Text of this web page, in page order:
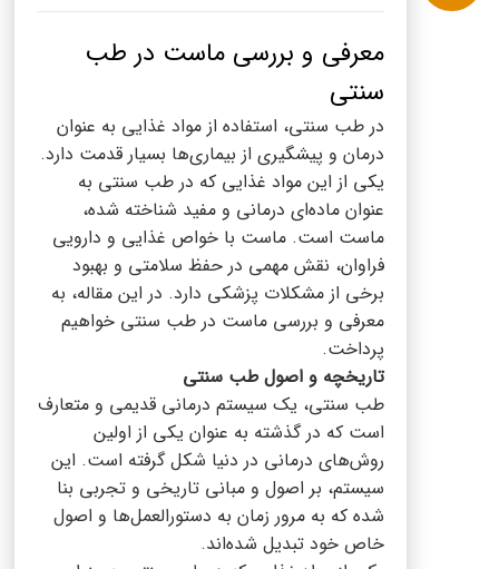
رادیو دوماس
دانستنی های سلامت
گالری تصاویر
English
Russian
Arabic
Turkish
معرفی و بررسی ماست در طب
سنتی
در طب سنتی، استفاده از مواد غذایی به عنوان
درمان و پیشگیری از بیماری‌ها بسیار قدمت دارد.
یکی از این مواد غذایی که در طب سنتی به
عنوان ماده‌ای درمانی و مفید شناخته شده،
ماست است. ماست با خواص غذایی و دارویی
فراوان، نقش مهمی در حفظ سلامتی و بهبود
برخی از مشکلات پزشکی دارد. در این مقاله، به
معرفی و بررسی ماست در طب سنتی خواهیم
پرداخت.
تاریخچه و اصول طب سنتی
طب سنتی، یک سیستم درمانی قدیمی و متعارف
است که در گذشته به عنوان یکی از اولین
روش‌های درمانی در دنیا شکل گرفته است. این
سیستم، بر اصول و مبانی تاریخی و تجربی بنا
شده که به مرور زمان به دستورالعمل‌ها و اصول
خاص خود تبدیل شده‌اند.